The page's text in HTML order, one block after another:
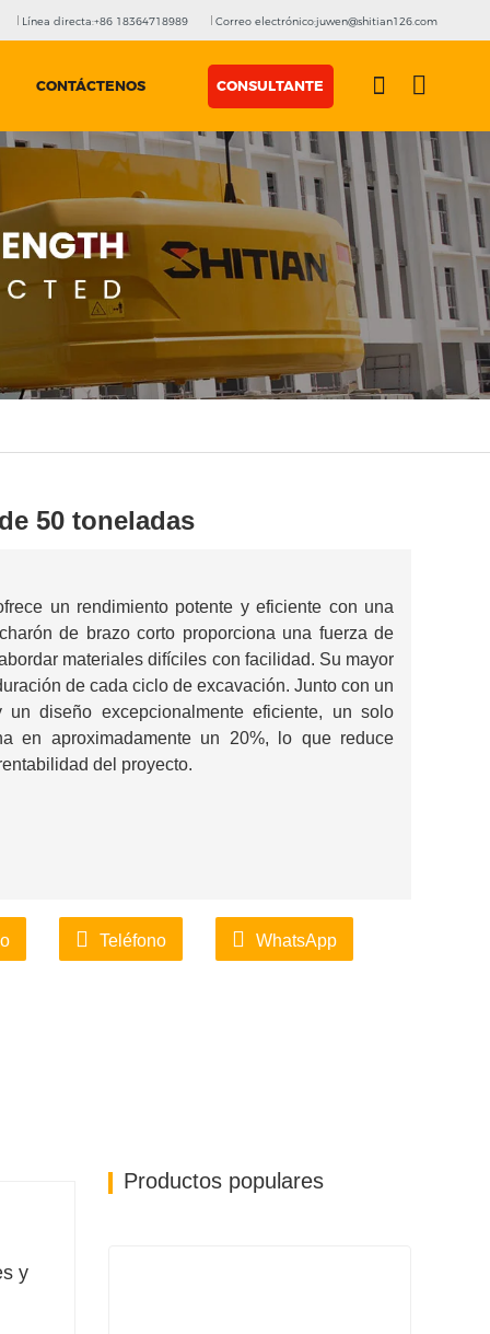
Línea directa:+86 18364718989 Correo electrónico:juwen@shitian126.com
CONTÁCTENOS CONSULTANTE
50 toneladas
un rendimiento potente y eficiente con una
de brazo corto proporciona una fuerza de
materiales difíciles con facilidad. Su mayor
de cada ciclo de excavación. Junto con un
diseño excepcionalmente eficiente, un solo
en aproximadamente un 20%, lo que reduce
del proyecto.
Teléfono WhatsApp
y
Productos populares